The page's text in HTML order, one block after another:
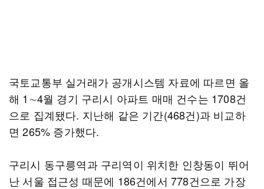
국토교통부 실거래가 공개시스템 자료에 따르면 올
해 1∼4월 경기 구리시 아파트 매매 건수는 1708건
으로 집계됐다. 지난해 같은 기간(468건)과 비교하
면 265% 증가했다.
구리시 동구릉역과 구리역이 위치한 인창동이 뛰어
난 서울 접근성 때문에 186건에서 778건으로 가장